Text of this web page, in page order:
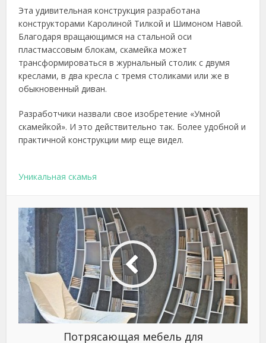
Эта удивительная конструкция разработана
конструкторами Каролиной Тилкой и Шимоном Навой.
Благодаря вращающимся на стальной оси
пластмассовым блокам, скамейка может
трансформироваться в журнальный столик с двумя
креслами, в два кресла с тремя столиками или же в
обыкновенный диван.
Разработчики назвали свое изобретение «Умной
скамейкой». И это действительно так. Более удобной и
практичной конструкции мир еще видел.
Уникальная скамья
Потрясающая мебель для